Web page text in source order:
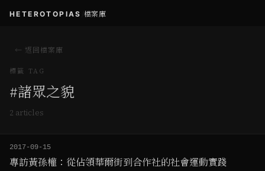
HETEROTOPIAS 檔案庫
← 返回檔案庫
標籤 TAG
#諸眾之貌
2 articles
2017-09-15
專訪黃孫權：從佔領華爾街到合作社的社會運動實踐